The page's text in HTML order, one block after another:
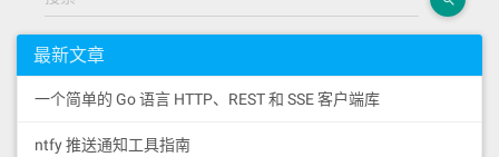
最新文章
一个简单的 Go 语言 HTTP、REST 和 SSE 客户端库
ntfy 推送通知工具指南